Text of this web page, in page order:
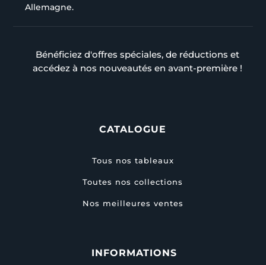
Allemagne.
Bénéficiez d'offres spéciales, de réductions et
accédez à nos nouveautés en avant-première !
CATALOGUE
Tous nos tableaux
Toutes nos collections
Nos meilleures ventes
INFORMATIONS